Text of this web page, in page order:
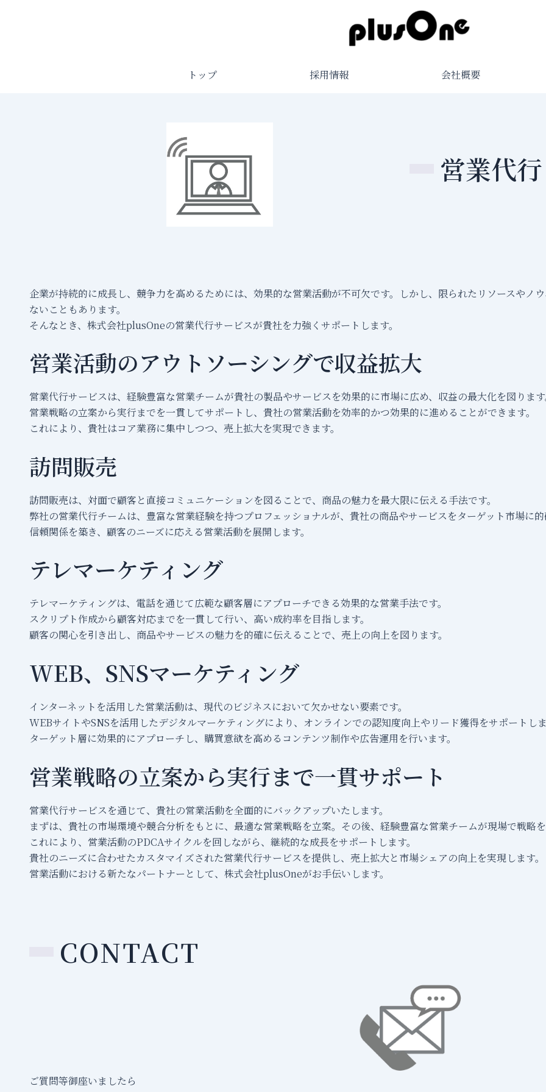
トップ 採用情報 会社概要
営業代行
企業が持続的に成長し、競争力を高めるためには、効果的な営業活動が不可欠です。しかし、限られたリソースやノ
ないこともあります。
そんなとき、株式会社plusOneの営業代行サービスが貴社を力強くサポートします。
営業活動のアウトソーシングで収益拡大
営業代行サービスは、経験豊富な営業チームが貴社の製品やサービスを効果的に市場に広め、収益の最大化を図りま
営業戦略の立案から実行までを一貫してサポートし、貴社の営業活動を効率的かつ効果的に進めることができます。
これにより、貴社はコア業務に集中しつつ、売上拡大を実現できます。
訪問販売
訪問販売は、対面で顧客と直接コミュニケーションを図ることで、商品の魅力を最大限に伝える手法です。
弊社の営業代行チームは、豊富な営業経験を持つプロフェッショナルが、貴社の商品やサービスをターゲット市場に
信頼関係を築き、顧客のニーズに応える営業活動を展開します。
テレマーケティング
テレマーケティングは、電話を通じて広範な顧客層にアプローチできる効果的な営業手法です。
スクリプト作成から顧客対応までを一貫して行い、高い成約率を目指します。
顧客の関心を引き出し、商品やサービスの魅力を的確に伝えることで、売上の向上を図ります。
WEB、SNSマーケティング
インターネットを活用した営業活動は、現代のビジネスにおいて欠かせない要素です。
WEBサイトやSNSを活用したデジタルマーケティングにより、オンラインでの認知度向上やリード獲得をサポートし
ターゲット層に効果的にアプローチし、購買意欲を高めるコンテンツ制作や広告運用を行います。
営業戦略の立案から実行まで一貫サポート
営業代行サービスを通じて、貴社の営業活動を全面的にバックアップいたします。
まずは、貴社の市場環境や競合分析をもとに、最適な営業戦略を立案。その後、経験豊富な営業チームが現場で戦略
これにより、営業活動のPDCAサイクルを回しながら、継続的な成長をサポートします。
貴社のニーズに合わせたカスタマイズされた営業代行サービスを提供し、売上拡大と市場シェアの向上を実現します。
営業活動における新たなパートナーとして、株式会社plusOneがお手伝いします。
CONTACT
ご質問等御座いましたら